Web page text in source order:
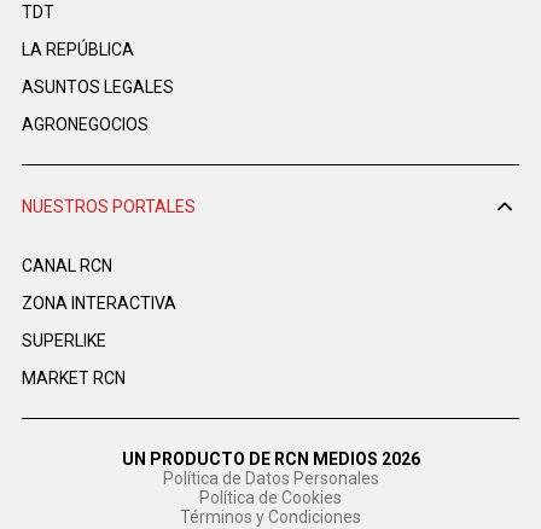
TDT
LA REPÚBLICA
ASUNTOS LEGALES
AGRONEGOCIOS
NUESTROS PORTALES
CANAL RCN
ZONA INTERACTIVA
SUPERLIKE
MARKET RCN
UN PRODUCTO DE RCN MEDIOS 2026
Política de Datos Personales
Política de Cookies
Términos y Condiciones